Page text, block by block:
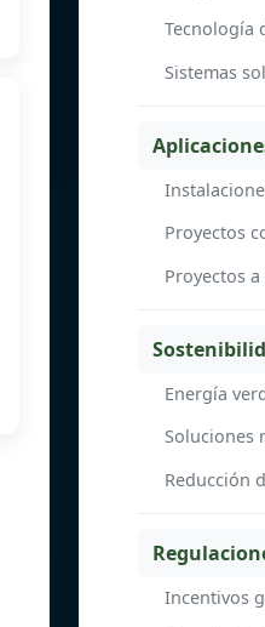
Tecnología
Sistemas
Proyectos
Proyectos
Energía
Soluciones
Reducción
Incentivos